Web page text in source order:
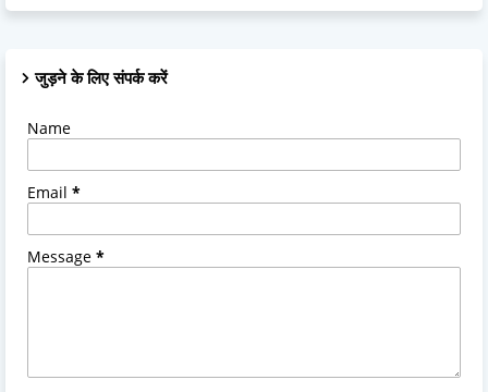
जुड़ने के लिए संपर्क करें
Name
Email *
Message *